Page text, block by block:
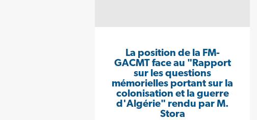
La position de la FM-
GACMT face au "Rapport
sur les questions
mémorielles portant sur la
colonisation et la guerre
d'Algérie" rendu par M.
Stora